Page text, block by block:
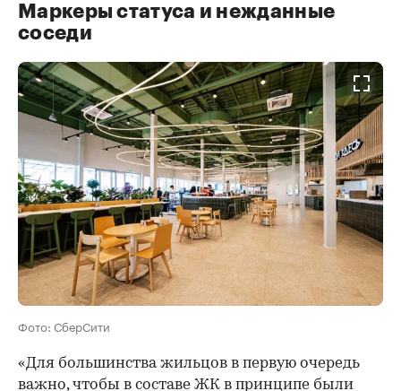
Маркеры статуса и нежданные
соседи
Фото: СберСити
«Для большинства жильцов в первую очередь
важно, чтобы в составе ЖК в принципе были